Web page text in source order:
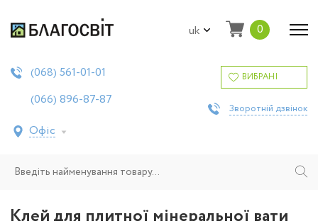
uk 0
(068) 561-01-01
(066) 896-87-87
Офіс
ВИБРАНІ
Зворотній дзвінок